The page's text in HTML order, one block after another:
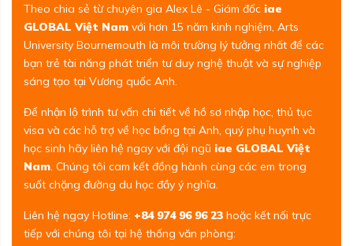
Theo chia sẻ từ chuyên gia Alex Lê - Giám đốc iae
GLOBAL Việt Nam với hơn 15 năm kinh nghiệm, Arts
University Bournemouth là môi trường lý tưởng nhất để các
bạn trẻ tài năng phát triển tư duy nghệ thuật và sự nghiệp
sáng tạo tại Vương quốc Anh.
Để nhận lộ trình tư vấn chi tiết về hồ sơ nhập học, thủ tục
visa và các hỗ trợ về học bổng tại Anh, quý phụ huynh và
học sinh hãy liên hệ ngay với đội ngũ iae GLOBAL Việt
Nam . Chúng tôi cam kết đồng hành cùng các em trong
suốt chặng đường du học đầy ý nghĩa.
Liên hệ ngay Hotline: +84 974 96 96 23 hoặc kết nối trực
tiếp với chúng tôi tại hệ thống văn phòng: